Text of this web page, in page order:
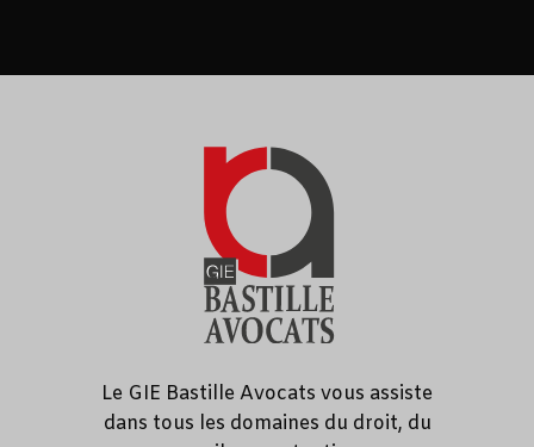
Le GIE Bastille Avocats vous assiste
dans tous les domaines du droit, du